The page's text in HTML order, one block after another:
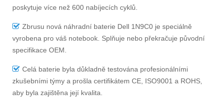
poskytuje více než 600 nabíjecích cyklů.
Zbrusu nová náhradní baterie Dell 1N9C0 je speciálně
vyrobena pro váš notebook. Splňuje nebo překračuje původní
specifikace OEM.
Celá baterie byla důkladně testována profesionálními
zkušebními týmy a prošla certifikátem CE, ISO9001 a ROHS,
aby byla zajištěna její kvalita.